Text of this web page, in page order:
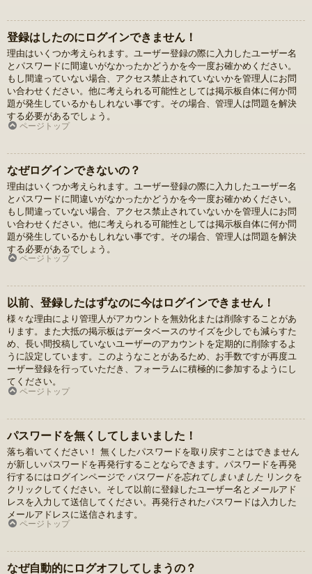
登録はしたのにログインできません！
理由はいくつか考えられます。ユーザー登録の際に入力したユーザー名
とパスワードに間違いがなかったかどうかを今一度お確かめください。
もし間違っていない場合、アクセス禁止されていないかを管理人にお問
い合わせください。他に考えられる可能性としては掲示板自体に何か問
題が発生しているかもしれない事です。その場合、管理人は問題を解決
する必要があるでしょう。
ページトップ
なぜログインできないの？
理由はいくつか考えられます。ユーザー登録の際に入力したユーザー名
とパスワードに間違いがなかったかどうかを今一度お確かめください。
もし間違っていない場合、アクセス禁止されていないかを管理人にお問
い合わせください。他に考えられる可能性としては掲示板自体に何か問
題が発生しているかもしれない事です。その場合、管理人は問題を解決
する必要があるでしょう。
ページトップ
以前、登録したはずなのに今はログインできません！
様々な理由により管理人がアカウントを無効化または削除することがあ
ります。また大抵の掲示板はデータベースのサイズを少しでも減らすた
め、長い間投稿していないユーザーのアカウントを定期的に削除するよ
うに設定しています。このようなことがあるため、お手数ですが再度ユ
ーザー登録を行っていただき、フォーラムに積極的に参加するようにし
てください。
ページトップ
パスワードを無くしてしまいました！
落ち着いてください！ 無くしたパスワードを取り戻すことはできません
が新しいパスワードを再発行することならできます。パスワードを再発
行するにはログインページで パスワードを忘れてしまいました リンクを
クリックしてください。そして以前に登録したユーザー名とメールアド
レスを入力して送信してください。再発行されたパスワードは入力した
メールアドレスに送信されます。
ページトップ
なぜ自動的にログオフしてしまうの？